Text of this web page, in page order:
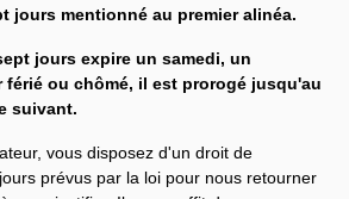
jours mentionné au premier alinéa.
jours expire un samedi, un
ou chômé, il est prorogé jusqu'au
suivant.
vous disposez d'un droit de
prévus par la loi pour nous retourner